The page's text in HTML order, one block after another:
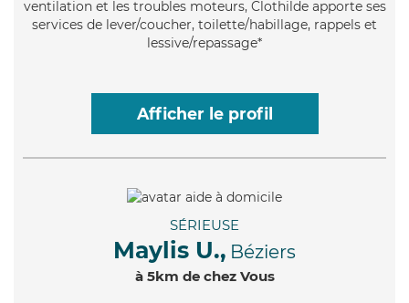
ventilation et les troubles moteurs, Clothilde apporte ses
services de lever/coucher, toilette/habillage, rappels et
lessive/repassage*
Afficher le profil
SÉRIEUSE
Maylis U., Béziers
à 5km de chez Vous